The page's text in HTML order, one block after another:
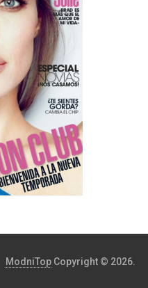
ModniTop Copyright © 2026.